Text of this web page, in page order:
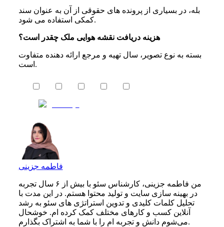
بله، در بسیاری از پرونده‌ های حقوقی از آن به عنوان سند
کمکی استفاده می‌ شود.
هزینه دریافت نقشه هوایی ملک چقدر است؟
بسته به نوع تصویر، سال تهیه و مرجع ارائه‌ دهنده متفاوت
است.
فاطمه جزینی
من فاطمه جزینی، کارشناس سئو با بیش از ۶ سال تجربه
در بهینه‌ سازی سایت و تولید محتوا هستم. در این مدت با
تحلیل کلمات کلیدی و تدوین استراتژی‌ های سئو به رشد
آنلاین کسب‌ و کارهای مختلف کمک کرده‌ ام. خوشحال
می‌شوم دانش و تجربه ام را با شما به اشتراک بگذارم.